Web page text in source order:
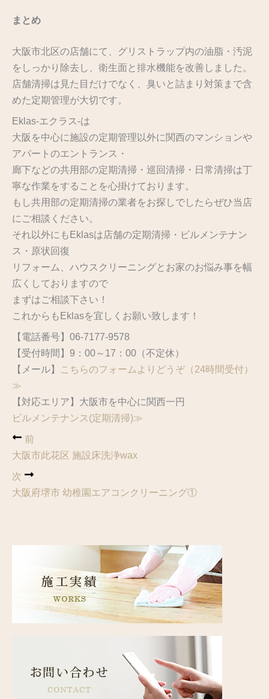
まとめ
大阪市北区の店舗にて、グリストラップ内の油脂・汚泥
をしっかり除去し、衛生面と排水機能を改善しました。
店舗清掃は見た目だけでなく、臭いと詰まり対策まで含
めた定期管理が大切です。
Eklas-エクラス-は
大阪を中心に施設の定期管理以外に関西のマンションや
アパートのエントランス・
廊下などの共用部の定期清掃・巡回清掃・日常清掃は丁
寧な作業をすることを心掛けております。
もし共用部の定期清掃の業者をお探しでしたらぜひ当店
にご相談ください。
それ以外にもEklasは店舗の定期清掃・ビルメンテナン
ス・原状回復
リフォーム、ハウスクリーニングとお家のお悩み事を幅
広くしておりますので
まずはご相談下さい！
これからもEklasを宜しくお願い致します！
【電話番号】06-7177-9578
【受付時間】9：00～17：00（不定休）
【メール】
こちらのフォームよりどうぞ（24時間受付）
≫
【対応エリア】大阪市を中心に関西一円
ビルメンテナンス(定期清掃)≫
前
大阪市此花区 施設床洗浄wax
次
大阪府堺市 幼稚園エアコンクリーニング①